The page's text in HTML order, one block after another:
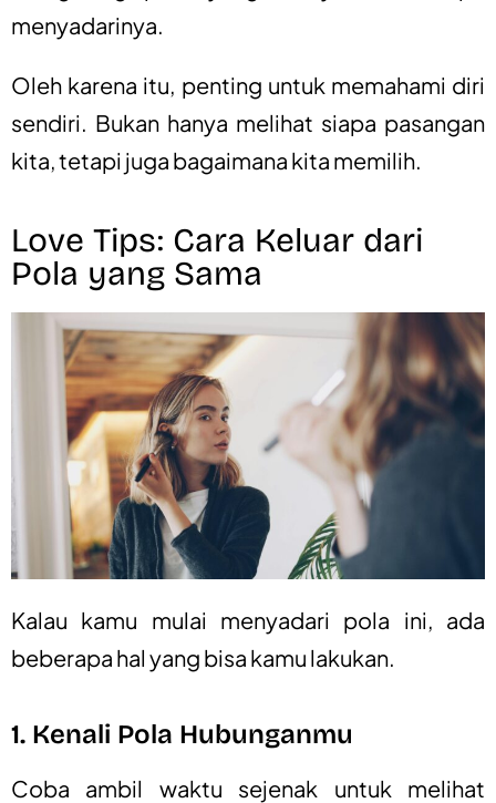
menyadarinya.
Oleh karena itu, penting untuk memahami diri
sendiri. Bukan hanya melihat siapa pasangan
kita, tetapi juga bagaimana kita memilih.
Love Tips: Cara Keluar dari
Pola yang Sama
Kalau kamu mulai menyadari pola ini, ada
beberapa hal yang bisa kamu lakukan.
1. Kenali Pola Hubunganmu
Coba ambil waktu sejenak untuk melihat